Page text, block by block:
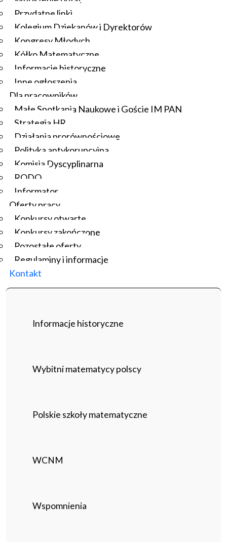
Przydatne linki
Kolegium Dziekanów i Dyrektorów
Kongresy Młodych
Kółko Matematyczne
Informacje historyczne
Inne ogłoszenia
Dla pracowników
Małe Spotkania Naukowe i Goście IM PAN
Strategia HR
Działania prorównościowe
Polityka antykorupcyjna
Komisja Dyscyplinarna
RODO
Informator
Oferty pracy
Konkursy otwarte
Konkursy zakończone
Pozostałe oferty
Regulaminy i informacje
Kontakt
Informacje historyczne
Wybitni matematycy polscy
Polskie szkoły matematyczne
WCNM
Wspomnienia